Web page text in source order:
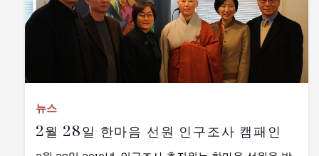
뉴스
2월 28일 한마음 선원 인구조사 캠패인